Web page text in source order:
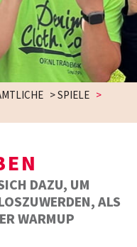
>SPIELE >
DAZU, UM
ALS
WARMUP